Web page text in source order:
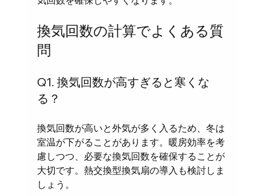
換気回数の計算でよくある質
問
Q1. 換気回数が高すぎると寒くな
る？
換気回数が高いと外気が多く入るため、冬は
室温が下がることがあります。暖房効率を考
慮しつつ、必要な換気回数を確保することが
大切です。熱交換型換気扇の導入も検討しま
しょう。